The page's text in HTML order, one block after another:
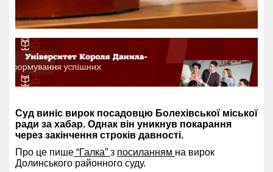
Суд виніс вирок посадовцю Болехівської міської
ради за хабар. Однак він уникнув покарання
через закінчення строків давності.
Про це пише “Галка” з посиланням на вирок
Долинського районного суду.